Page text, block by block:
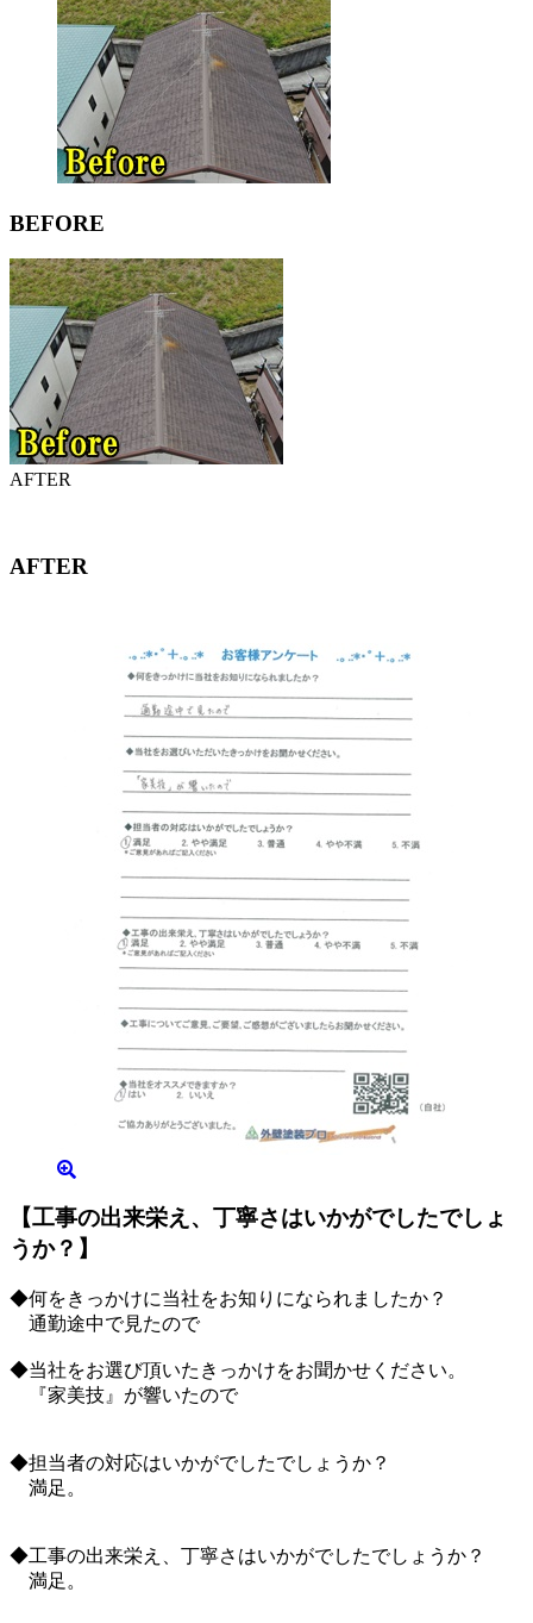
BEFORE
AFTER
AFTER
【工事の出来栄え、丁寧さはいかがでしたでしょ
うか？】
◆何をきっかけに当社をお知りになられましたか？
通勤途中で見たので
◆当社をお選び頂いたきっかけをお聞かせください。
『家美技』が響いたので
◆担当者の対応はいかがでしたでしょうか？
満足。
◆工事の出来栄え、丁寧さはいかがでしたでしょうか？
満足。